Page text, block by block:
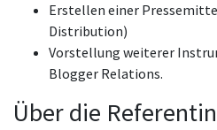
Erstellen einer
Distribution)
Vorstellung weiterer
Blogger Relations.
Über die Referentin